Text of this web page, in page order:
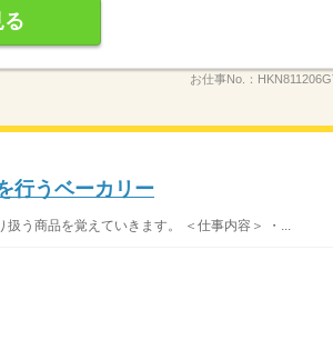
お仕事No.：
行うベーカリー
う商品を覚えていきます。 ＜仕事内容＞ ・...